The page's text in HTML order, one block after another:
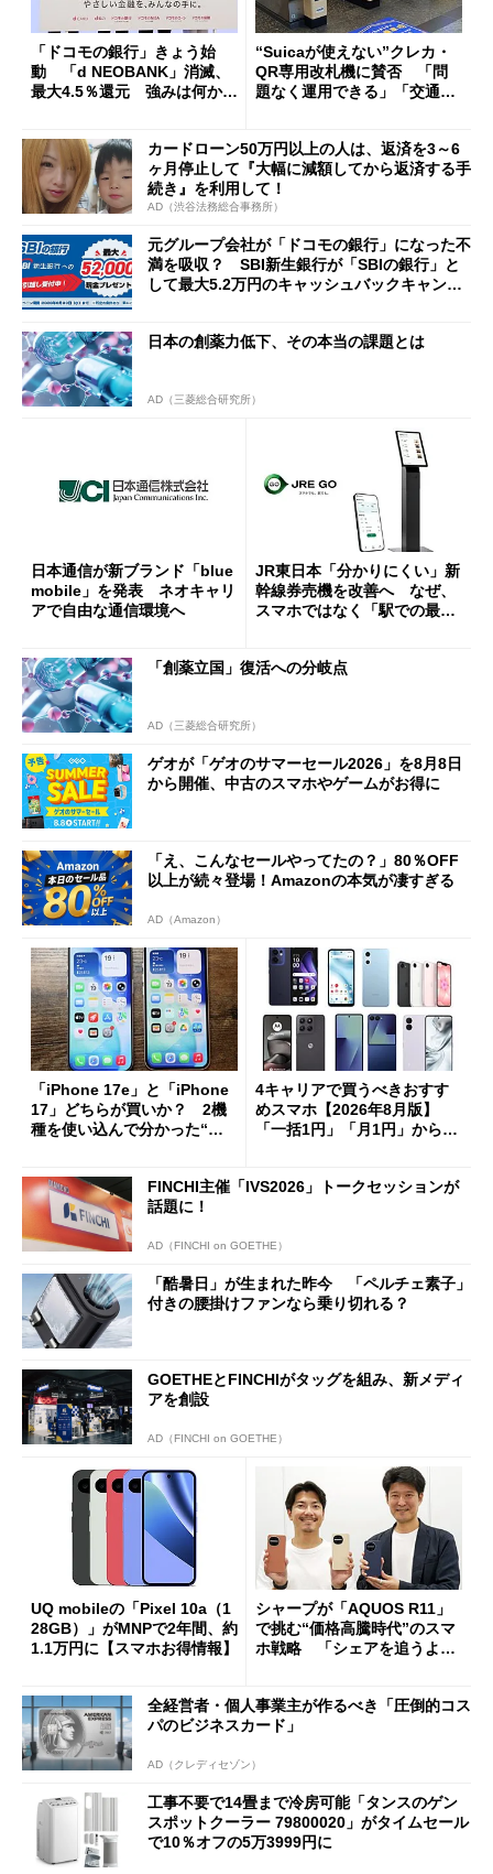
「ドコモの銀行」きょう始
動 「d NEOBANK」消滅、
最大4.5％還元 強みは何か解
“Suicaが使えない”クレカ・
QR専用改札機に賛否 「問
題なく運用できる」「交通系I
カードローン50万円以上の人は、返済を3～6
ヶ月停止して『大幅に減額してから返済する手
続き』を利用して！
AD（渋谷法務総合事務所）
元グループ会社が「ドコモの銀行」になった不
満を吸収？ SBI新生銀行が「SBIの銀行」と
して最大5.2万円のキャッシュバックキャンペ
日本の創薬力低下、その本当の課題とは
AD（三菱総合研究所）
日本通信が新ブランド「blue
mobile」を発表 ネオキャリ
アで自由な通信環境へ
JR東日本「分かりにくい」新
幹線券売機を改善へ なぜ、
スマホではなく「駅での最短
「創薬立国」復活への分岐点
AD（三菱総合研究所）
ゲオが「ゲオのサマーセール2026」を8月8日
から開催、中古のスマホやゲームがお得に
「え、こんなセールやってたの？」80％OFF
以上が続々登場！Amazonの本気が凄すぎる
AD（Amazon）
「iPhone 17e」と「iPhone
17」どちらが買いか？ 2機
種を使い込んで分かった“ス
4キャリアで買うべきおすす
めスマホ【2026年8月版】
「一括1円」「月1円」からお
FINCHI主催「IVS2026」トークセッションが
話題に！
AD（FINCHI on GOETHE）
「酷暑日」が生まれた昨今 「ペルチェ素子」
付きの腰掛けファンなら乗り切れる？
GOETHEとFINCHIがタッグを組み、新メディ
アを創設
AD（FINCHI on GOETHE）
UQ mobileの「Pixel 10a（1
28GB）」がMNPで2年間、約
1.1万円に【スマホお得情報】
シャープが「AQUOS R11」
で挑む“価格高騰時代”のスマ
ホ戦略 「シェアを追うより
全経営者・個人事業主が作るべき「圧倒的コス
パのビジネスカード」
AD（クレディセゾン）
工事不要で14畳まで冷房可能「タンスのゲン
スポットクーラー 79800020」がタイムセール
で10％オフの5万3999円に